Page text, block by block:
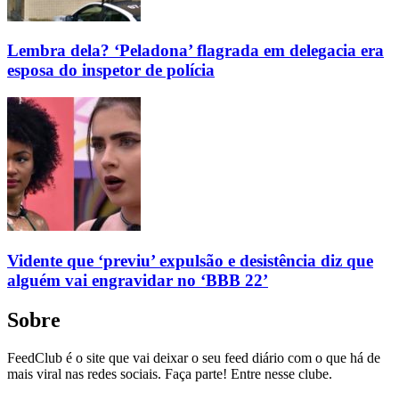
Lembra dela? ‘Peladona’ flagrada em delegacia era
esposa do inspetor de polícia
Vidente que ‘previu’ expulsão e desistência diz que
alguém vai engravidar no ‘BBB 22’
Sobre
FeedClub é o site que vai deixar o seu feed diário com o que há de
mais viral nas redes sociais. Faça parte! Entre nesse clube.